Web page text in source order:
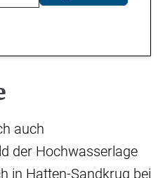
auch
der Hochwasserlage
in Hatten-Sandkrug bei